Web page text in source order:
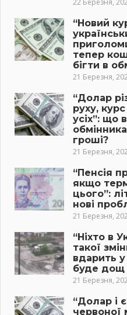
22 Березня,
“Новий
тепер
бігти в
21 Березня,
“Долар
руху,
усіх”: що
гроші?
21 Березня,
“Пенсія
якщо
цього”:
нові
21 Березня,
“Ніхто в
такої
вдарить
буде дощ
21 Березня,
“Долар і
червоної